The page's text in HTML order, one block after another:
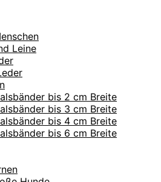
Leine
bis 2 cm Breite
bis 3 cm Breite
bis 4 cm Breite
bis 6 cm Breite